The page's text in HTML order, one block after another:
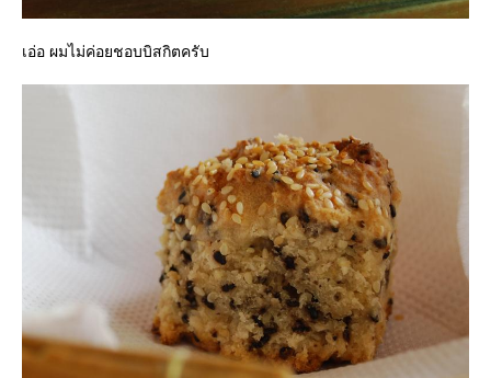
เอ่อ ผมไม่ค่อยชอบบิสกิตครับ